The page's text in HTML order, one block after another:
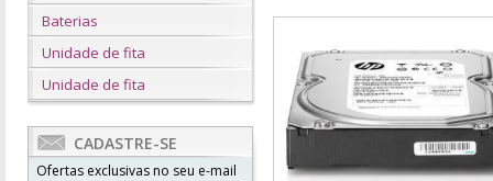
Baterias
Unidade de fita
Unidade de fita
CADASTRE-SE
Ofertas exclusivas no seu e-mail